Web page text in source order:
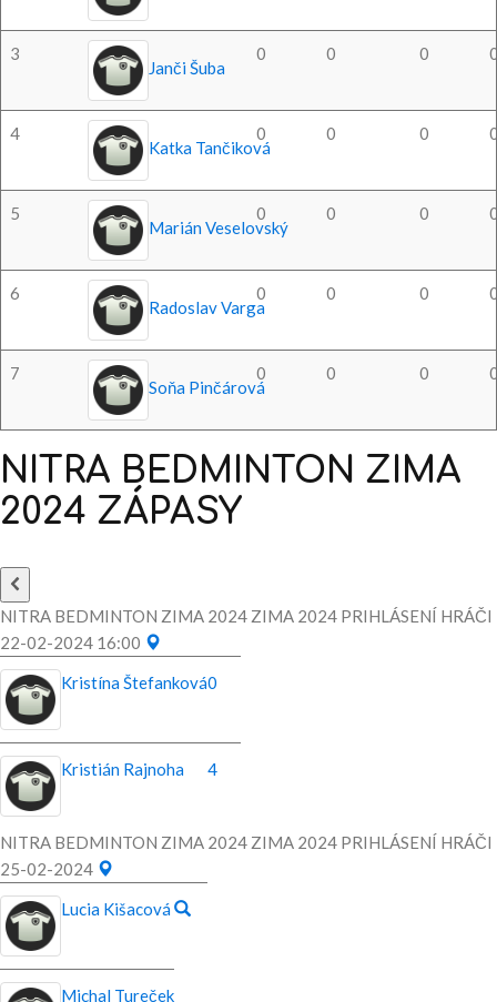
3
Janči Šuba
0 0 0
4
Katka Tančiková
0 0 0
5
Marián Veselovský
0 0 0
6
Radoslav Varga
0 0 0
7
Soňa Pinčárová
0 0 0
NITRA BEDMINTON ZIMA
2024 ZÁPASY
NITRA BEDMINTON ZIMA 2024 ZIMA 2024 PRIHLÁSENÍ HRÁČI
22-02-2024 16:00
Kristína Štefanková0
Kristián Rajnoha 4
NITRA BEDMINTON ZIMA 2024 ZIMA 2024 PRIHLÁSENÍ HRÁČI
25-02-2024
Lucia Kišacová
Michal Tureček